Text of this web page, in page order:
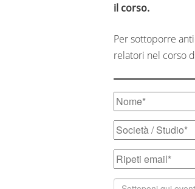
il corso.
Per sottoporre
relatori nel corso